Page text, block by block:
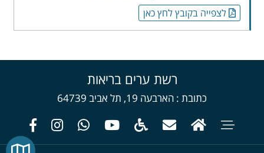
לצפייה בקובץ לחץ כאן
רשת ערים בריאות
כתובת הארבעה 19, תל אביב 64739